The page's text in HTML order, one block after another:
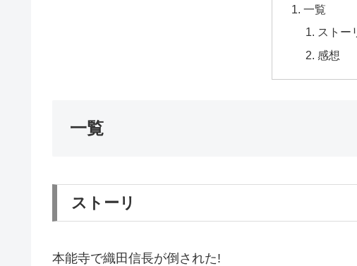
一覧
ストー
感想
一覧
ストーリ
本能寺で織田信長が倒された!